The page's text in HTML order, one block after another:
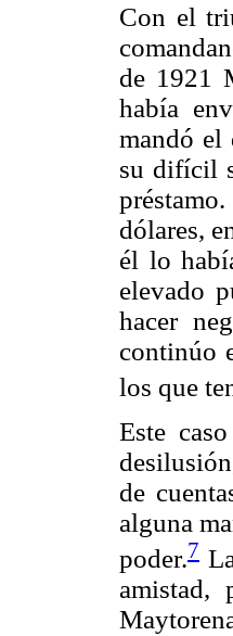
Con el
de 1921
había
mandó el
su difícil
dólares,
él lo
elevado
hacer
continúo
los que
Este
de
alguna
poder.7
amistad,